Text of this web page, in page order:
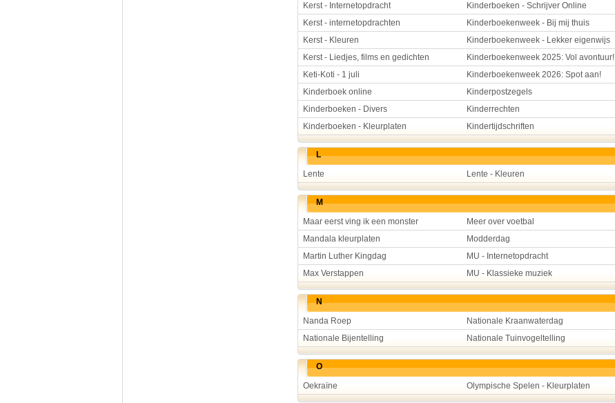
Kerst - Internetopdracht
Kinderboeken - Schrijver Online
Kerst - internetopdrachten
Kinderboekenweek - Bij mij thuis
Kerst - Kleuren
Kinderboekenweek - Lekker eigenwijs
Kerst - Liedjes, films en gedichten
Kinderboekenweek 2025: Vol avontuur!
Keti-Koti - 1 juli
Kinderboekenweek 2026: Spot aan!
Kinderboek online
Kinderpostzegels
Kinderboeken - Divers
Kinderrechten
Kinderboeken - Kleurplaten
Kindertijdschriften
L
Lente
Lente - Kleuren
M
Maar eerst ving ik een monster
Meer over voetbal
Mandala kleurplaten
Modderdag
Martin Luther Kingdag
MU - Internetopdracht
Max Verstappen
MU - Klassieke muziek
N
Nanda Roep
Nationale Kraanwaterdag
Nationale Bijentelling
Nationale Tuinvogeltelling
O
Oekraïne
Olympische Spelen - Kleurplaten